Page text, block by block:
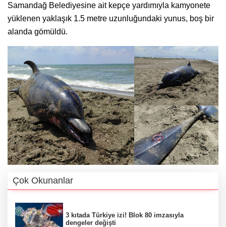
Samandağ Belediyesine ait kepçe yardımıyla kamyonete
yüklenen yaklaşık 1.5 metre uzunluğundaki yunus, boş bir
alanda gömüldü.
Çok Okunanlar
3 kıtada Türkiye izi! Blok 80 imzasıyla
dengeler değişti